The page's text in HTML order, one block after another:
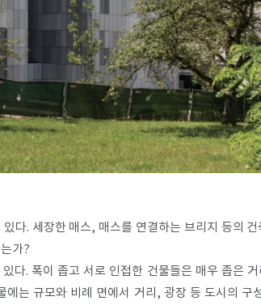
다. 세장한 매스, 매스를 연결하는 브리지 등의
가?
다. 폭이 좁고 서로 인접한 건물들은 매우 좁은
는 규모와 비례 면에서 거리, 광장 등 도시의 구